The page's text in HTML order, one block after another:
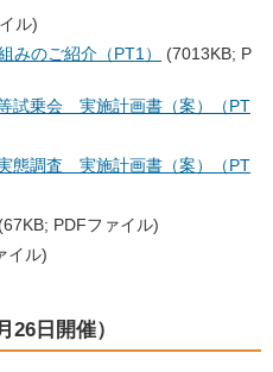
ル)
みのご紹介（PT1）
(7013KB; P
試乗会 実施計画書（案）（PT
態調査 実施計画書（案）（PT
(67KB; PDFファイル)
イル)
26日開催）